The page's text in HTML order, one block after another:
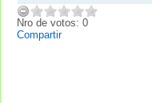
Nro de votos: 0
Compartir